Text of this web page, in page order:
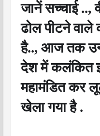
जानें सच्चाई ..,
ढोल पीटने
है.., आज तक
देश में कलंकित
महामंडित कर
खेला गया है .